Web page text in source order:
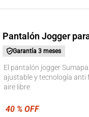
Pantalón Jogger
Garantía 3 meses
El pantalón jogger
ajustable y tecnología anti
aire libre